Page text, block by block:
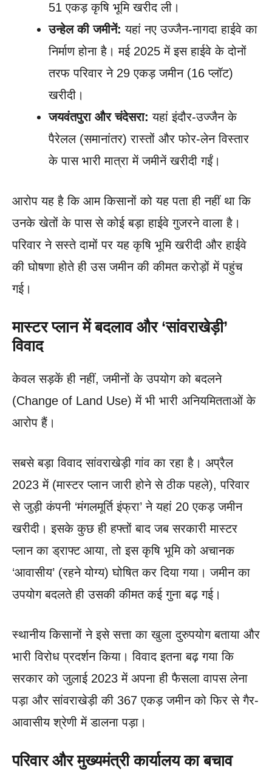
51 एकड़ कृषि भूमि खरीद ली।
उन्हेल की जमीनें: यहां नए उज्जैन-नागदा हाईवे का
निर्माण होना है। मई 2025 में इस हाईवे के दोनों
तरफ परिवार ने 29 एकड़ जमीन (16 प्लॉट)
खरीदी।
जयवंतपुरा और चंदेसरा: यहां इंदौर-उज्जैन के
पैरेलल (समानांतर) रास्तों और फोर-लेन विस्तार
के पास भारी मात्रा में जमीनें खरीदी गईं।
आरोप यह है कि आम किसानों को यह पता ही नहीं था कि
उनके खेतों के पास से कोई बड़ा हाईवे गुजरने वाला है।
परिवार ने सस्ते दामों पर यह कृषि भूमि खरीदी और हाईवे
की घोषणा होते ही उस जमीन की कीमत करोड़ों में पहुंच
गई।
मास्टर प्लान में बदलाव और ‘सांवराखेड़ी’
विवाद
केवल सड़कें ही नहीं, जमीनों के उपयोग को बदलने
(Change of Land Use) में भी भारी अनियमितताओं के
आरोप हैं।
सबसे बड़ा विवाद सांवराखेड़ी गांव का रहा है। अप्रैल
2023 में (मास्टर प्लान जारी होने से ठीक पहले), परिवार
से जुड़ी कंपनी ‘मंगलमूर्ति इंफ्रा’ ने यहां 20 एकड़ जमीन
खरीदी। इसके कुछ ही हफ्तों बाद जब सरकारी मास्टर
प्लान का ड्राफ्ट आया, तो इस कृषि भूमि को अचानक
‘आवासीय’ (रहने योग्य) घोषित कर दिया गया। जमीन का
उपयोग बदलते ही उसकी कीमत कई गुना बढ़ गई।
स्थानीय किसानों ने इसे सत्ता का खुला दुरुपयोग बताया और
भारी विरोध प्रदर्शन किया। विवाद इतना बढ़ गया कि
सरकार को जुलाई 2023 में अपना ही फैसला वापस लेना
पड़ा और सांवराखेड़ी की 367 एकड़ जमीन को फिर से गैर-
आवासीय श्रेणी में डालना पड़ा।
परिवार और मुख्यमंत्री कार्यालय का बचाव